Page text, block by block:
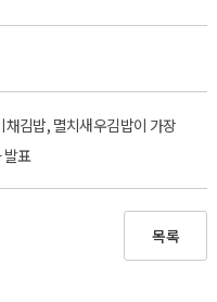
김밥, 멸치새우김밥이 가장
발표
목록